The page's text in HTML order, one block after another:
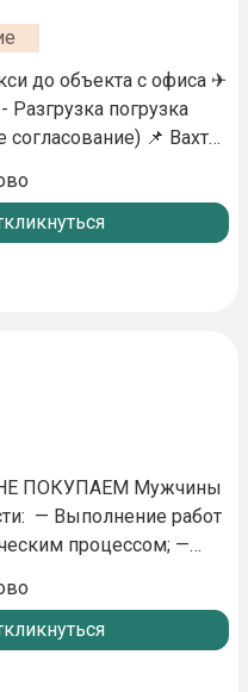
день/ночь 💸 Ставка
НЕ ПОКУПАЕМ Мужчины
— Выполнение работ
процессом; —
по подготовке
и установка
процессах; — Никакого